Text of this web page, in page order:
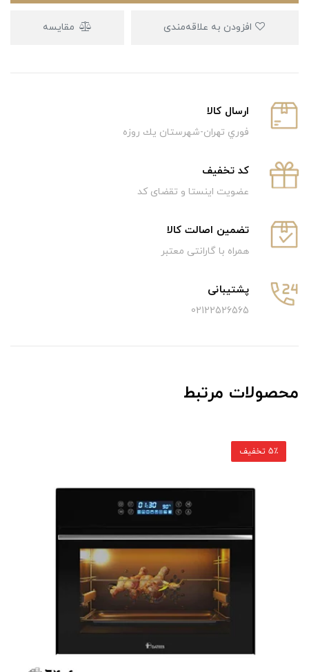
مقایسه
ارسال كالا
فوري تهران-شهرستان يك روزه
كد تخفيف
عضویت اینستا و تقضای کد
تضمین اصالت کالا
همراه با گارانتی معتبر
پشتیبانی
02122526565
محصولات مرتبط